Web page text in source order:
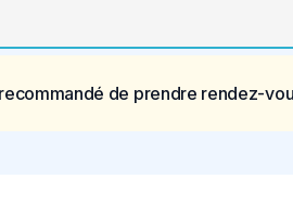
de prendre rendez-